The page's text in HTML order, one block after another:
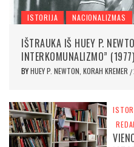
ISTORIJA NACIONALIZMAS
IŠTRAUKA IŠ HUEY P.
INTERKOMUNALIZMO” (1977)
BYHUEY P. NEWTON, KORAH KREMER /